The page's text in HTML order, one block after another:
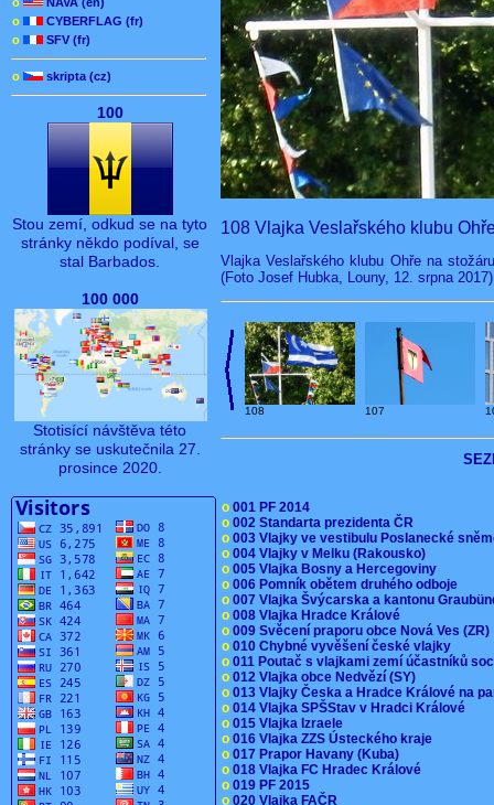
o
CYBERFLAG (fr)
o
SFV (fr)
o skripta (cz)
100
Stou zemí, odkud se na tyto
stránky někdo podíval, se
stal Barbados.
100 000
Stotisící návštěva této
stránky se uskutečnila 27.
prosince 2020.
108 Vlajka Veslařského klubu
Vlajka Veslařského klubu Ohře na
(Foto Josef Hubka, Louny, 12. srpna
108 107
o 001 PF 2014
o 002 Standarta prezidenta ČR
o 003 Vlajky ve vestibulu Poslanecké
o 004 Vlajky v Melku (Rakousko)
o 005 Vlajka Bosny a Hercegoviny
o 006 Pomník obětem druhého odboje
o 007 Vlajka Švýcarska a kantonu
o 008 Vlajka Hradce Králové
o 009 Svěcení praporu obce Nová Ves
o 010 Chybné vyvěšení české vlajky
o 011 Poutač s vlajkami zemí účastníků
o 012 Vlajka obce Nedvězí (SY)
o 013 Vlajky Česka a Hradce Králové na
o 014 Vlajka SPŠStav v Hradci Králové
o 015 Vlajka Izraele
o 016 Vlajka ZZS Ústeckého kraje
o 017 Prapor Havany (Kuba)
o 018 Vlajka FC Hradec Králové
o 019 PF 2015
o 020 Vlajka FAČR